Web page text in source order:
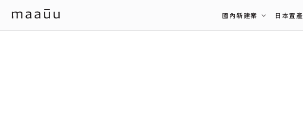
國內新建案 日本置產